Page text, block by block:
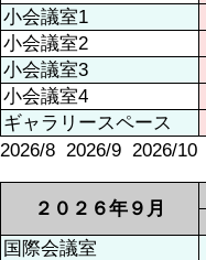
小会議室1
小会議室2
小会議室3
小会議室4
ギャラリースペース
2026/8 2026/9 2026/10
２０２６年９月
国際会議室